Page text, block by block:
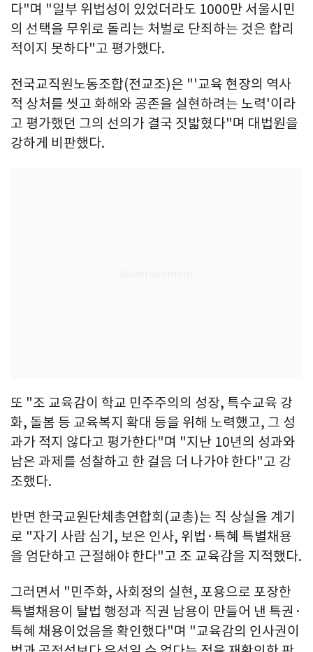
다"며 "일부 위법성이 있었더라도 1000만 서울시민
의 선택을 무위로 돌리는 처벌로 단죄하는 것은 합리
적이지 못하다"고 평가했다.
전국교직원노동조합(전교조)은 "'교육 현장의 역사
적 상처를 씻고 화해와 공존을 실현하려는 노력'이라
고 평가했던 그의 선의가 결국 짓밟혔다"며 대법원을
강하게 비판했다.
또 "조 교육감이 학교 민주주의의 성장, 특수교육 강
화, 돌봄 등 교육복지 확대 등을 위해 노력했고, 그 성
과가 적지 않다고 평가한다"며 "지난 10년의 성과와
남은 과제를 성찰하고 한 걸음 더 나가야 한다"고 강
조했다.
반면 한국교원단체총연합회(교총)는 직 상실을 계기
로 "자기 사람 심기, 보은 인사, 위법·특혜 특별채용
을 엄단하고 근절해야 한다"고 조 교육감을 지적했다.
그러면서 "민주화, 사회정의 실현, 포용으로 포장한
특별채용이 탈법 행정과 직권 남용이 만들어 낸 특권·
특혜 채용이었음을 확인했다"며 "교육감의 인사권이